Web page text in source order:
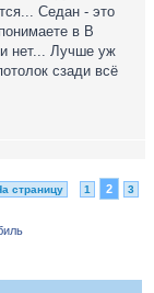
Седан - это
в В
нет... Лучше уж
сзади всё
страницу 1 2 3